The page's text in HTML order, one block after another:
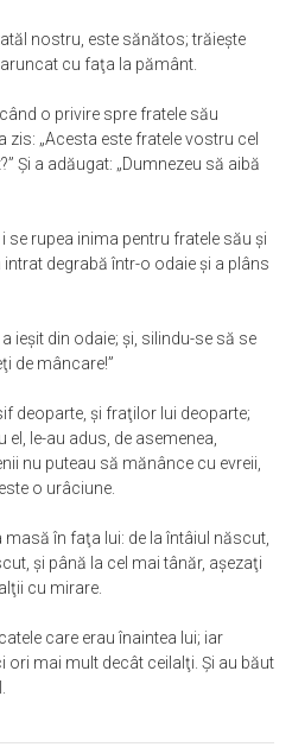
nostru, este sănătos; trăieşte
cu faţa la pământ.
o privire spre fratele său
zis: „Acesta este fratele vostru cel
Şi a adăugat: „Dumnezeu să aibă
se rupea inima pentru fratele său şi
degrabă într-o odaie şi a plâns
ieşit din odaie; şi, silindu-se să se
de mâncare!”
deoparte, şi fraţilor lui deoparte;
le-au adus, de asemenea,
nu puteau să mănânce cu evreii,
o urâciune.
în faţa lui: de la întâiul născut,
şi până la cel mai tânăr, aşezaţi
cu mirare.
care erau înaintea lui; iar
ori mai mult decât ceilalţi. Şi au băut